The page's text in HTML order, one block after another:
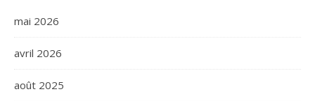
mai 2026
avril 2026
août 2025